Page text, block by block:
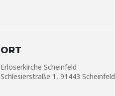
ORT
Erlöserkirche Scheinfeld
Schlesierstraße 1, 91443 Scheinfeld